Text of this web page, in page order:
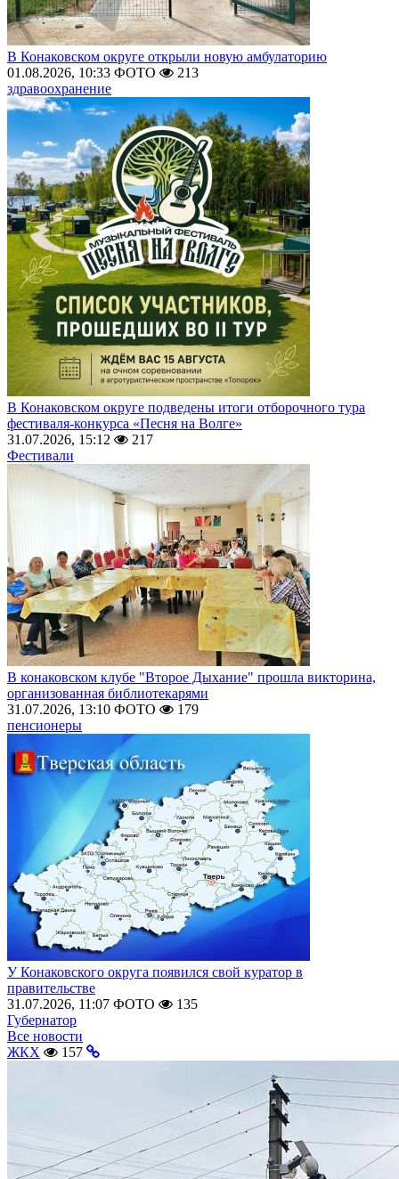
В Конаковском округе открыли новую амбулаторию
01.08.2026, 10:33 ФОТО
213
здравоохранение
В Конаковском округе подведены итоги отборочного тура
фестиваля-конкурса «Песня на Волге»
31.07.2026, 15:12
217
Фестивали
В конаковском клубе "Второе Дыхание" прошла викторина,
организованная библиотекарями
31.07.2026, 13:10 ФОТО
179
пенсионеры
У Конаковского округа появился свой куратор в
правительстве
31.07.2026, 11:07 ФОТО
135
Губернатор
Все новости
ЖКХ
157